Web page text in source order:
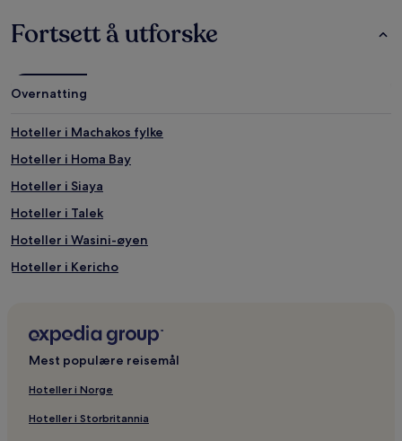
Fortsett å utforske
Overnatting
Hoteller i Machakos fylke
Hoteller i Homa Bay
Hoteller i Siaya
Hoteller i Talek
Hoteller i Wasini-øyen
Hoteller i Kericho
Hoteller i Iten
Hoteller i Barsaloi
Mest populære reisemål
Hoteller i Norge
Hoteller i Storbritannia